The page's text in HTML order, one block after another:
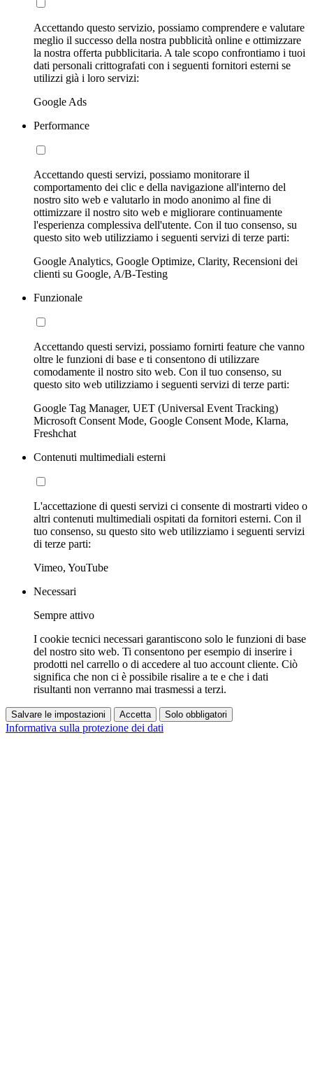
Accettando questo servizio, possiamo comprendere e valutare
meglio il successo della nostra pubblicità online e ottimizzare
la nostra offerta pubblicitaria. A tale scopo confrontiamo i tuoi
dati personali crittografati con i seguenti fornitori esterni se
utilizzi già i loro servizi:
Google Ads
Performance
Accettando questi servizi, possiamo monitorare il
comportamento dei clic e della navigazione all'interno del
nostro sito web e valutarlo in modo anonimo al fine di
ottimizzare il nostro sito web e migliorare continuamente
l'esperienza complessiva dell'utente. Con il tuo consenso, su
questo sito web utilizziamo i seguenti servizi di terze parti:
Google Analytics, Google Optimize, Clarity, Recensioni dei
clienti su Google, A/B-Testing
Funzionale
Accettando questi servizi, possiamo fornirti feature che vanno
oltre le funzioni di base e ti consentono di utilizzare
comodamente il nostro sito web. Con il tuo consenso, su
questo sito web utilizziamo i seguenti servizi di terze parti:
Google Tag Manager, UET (Universal Event Tracking)
Microsoft Consent Mode, Google Consent Mode, Klarna,
Freshchat
Contenuti multimediali esterni
L'accettazione di questi servizi ci consente di mostrarti video o
altri contenuti multimediali ospitati da fornitori esterni. Con il
tuo consenso, su questo sito web utilizziamo i seguenti servizi
di terze parti:
Vimeo, YouTube
Necessari
Sempre attivo
I cookie tecnici necessari garantiscono solo le funzioni di base
del nostro sito web. Ti consentono per esempio di inserire i
prodotti nel carrello o di accedere al tuo account cliente. Ciò
significa che non ci è possibile risalire a te e che i dati
risultanti non verranno mai trasmessi a terzi.
Salvare le impostazioni Accetta Solo obbligatori
Informativa sulla protezione dei dati